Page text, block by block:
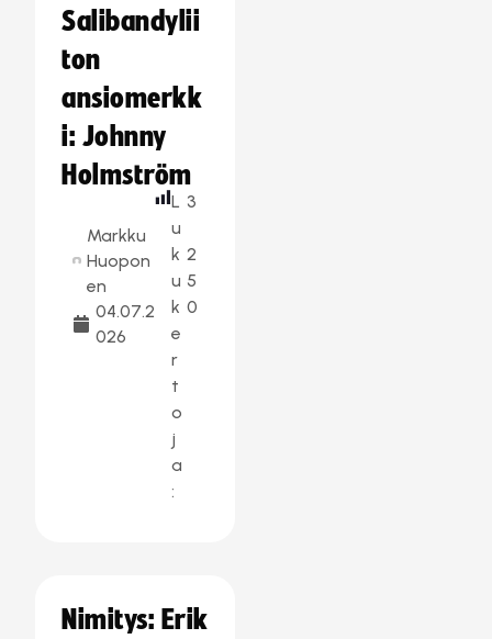
Salibandylii
ton
ansiomerkk
i: Johnny
Holmström
Markku
Huopon
en
04.07.2
026
L
u
k
u
k
e
r
t
o
j
a
:
3
2
5
0
Nimitys: Erik